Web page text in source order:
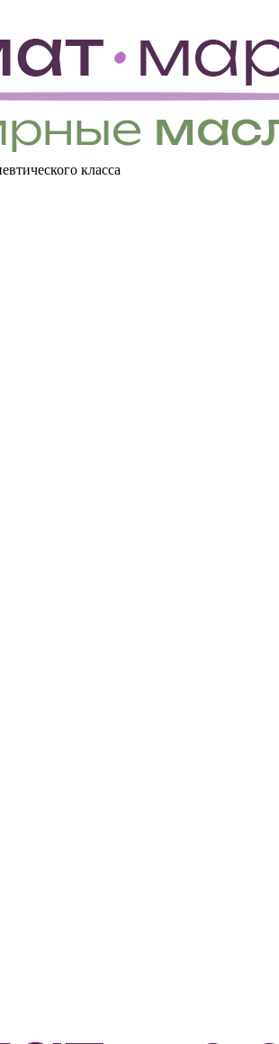
класса